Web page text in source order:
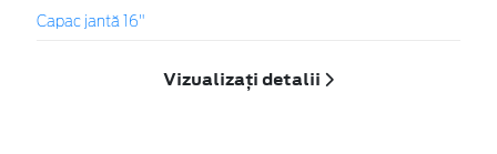
Capac jantă 16"
Vizualizați detalii